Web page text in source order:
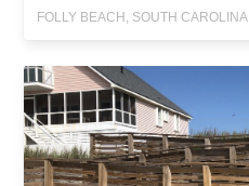
FOLLY BEACH, SOUTH CAROLINA